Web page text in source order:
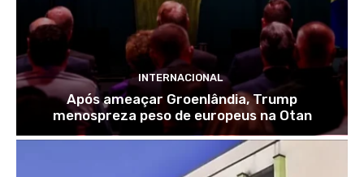
INTERNACIONAL
Após ameaçar Groenlândia, Trump
menospreza peso de europeus na Otan